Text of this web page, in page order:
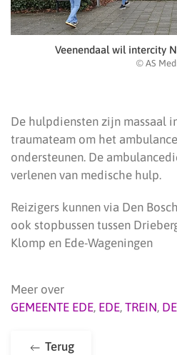
Veenendaal wil intercity
© AS
De hulpdiensten zijn massaal
traumateam om het
ondersteunen. De
verlenen van medische hulp.
Reizigers kunnen via Den
ook stopbussen tussen
Klomp en Ede-Wageningen
Meer over
GEMEENTE EDE, EDE, TREIN,
Terug